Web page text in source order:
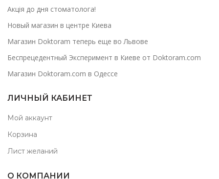
Акція до дня стоматолога!
Новый магазин в центре Киева
Магазин Doktoram теперь еще во Львове
Беспрецедентный Эксперимент в Киеве от Doktoram.com
Магазин Doktoram.com в Одессе
ЛИЧНЫЙ КАБИНЕТ
Мой аккаунт
Корзина
Лист желаний
О КОМПАНИИ